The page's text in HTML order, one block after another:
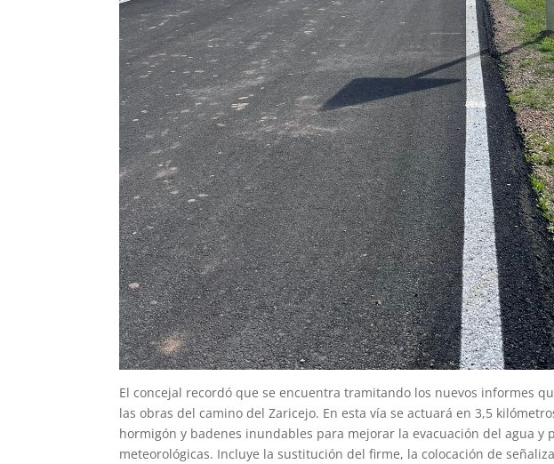
El concejal recordó que se encuentra tramitando los nuevos informes
las obras del camino del Zaricejo. En esta vía se actuará en 3,5
hormigón y badenes inundables para mejorar la evacuación del agua
meteorológicas. Incluye la sustitución del firme, la colocación de